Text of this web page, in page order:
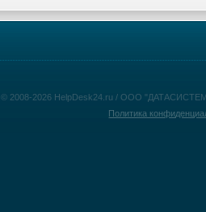
© 2008-2026 HelpDesk24.ru / ООО
Политика